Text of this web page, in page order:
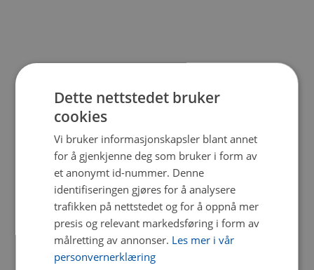
Dette nettstedet bruker
cookies
Vi bruker informasjonskapsler blant annet
for å gjenkjenne deg som bruker i form av
et anonymt id-nummer. Denne
identifiseringen gjøres for å analysere
trafikken på nettstedet og for å oppnå mer
presis og relevant markedsføring i form av
målretting av annonser. Les mer i vår
personvernerklæring